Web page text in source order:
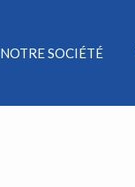
NOTRE SOCIÉTÉ